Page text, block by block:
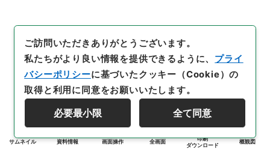
サムネイル 資料情報 画面操作 全画面
印刷
ダウンロード
概観図
ご訪問いただきありがとうございます。
私たちがより良い情報を提供できるように、 プライ
バシーポリシーに基づいたクッキー（Cookie）の
取得と利用に同意をお願いいたします。
必要最小限 全て同意